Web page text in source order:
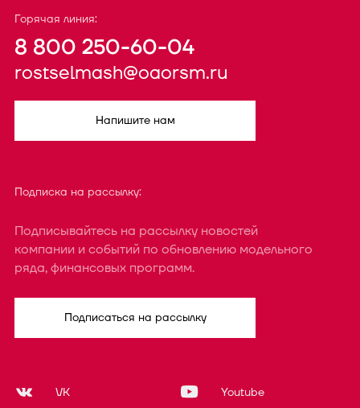
Горячая линия:
8 800 250-60-04
rostselmash@oaorsm.ru
Напишите нам
Подписка на рассылку:
Подписывайтесь на рассылку новостей
компании и событий по обновлению модельного
ряда, финансовых программ.
Подписаться на рассылку
VK Youtube